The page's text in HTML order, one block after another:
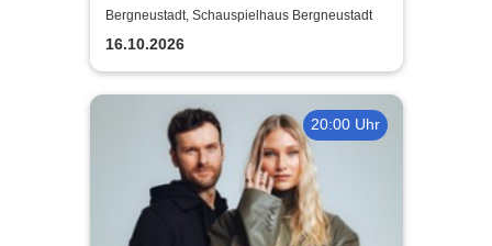
Jaazz!
Bergneustadt, Schauspielhaus Bergneustadt
16.10.2026
20:00 Uhr